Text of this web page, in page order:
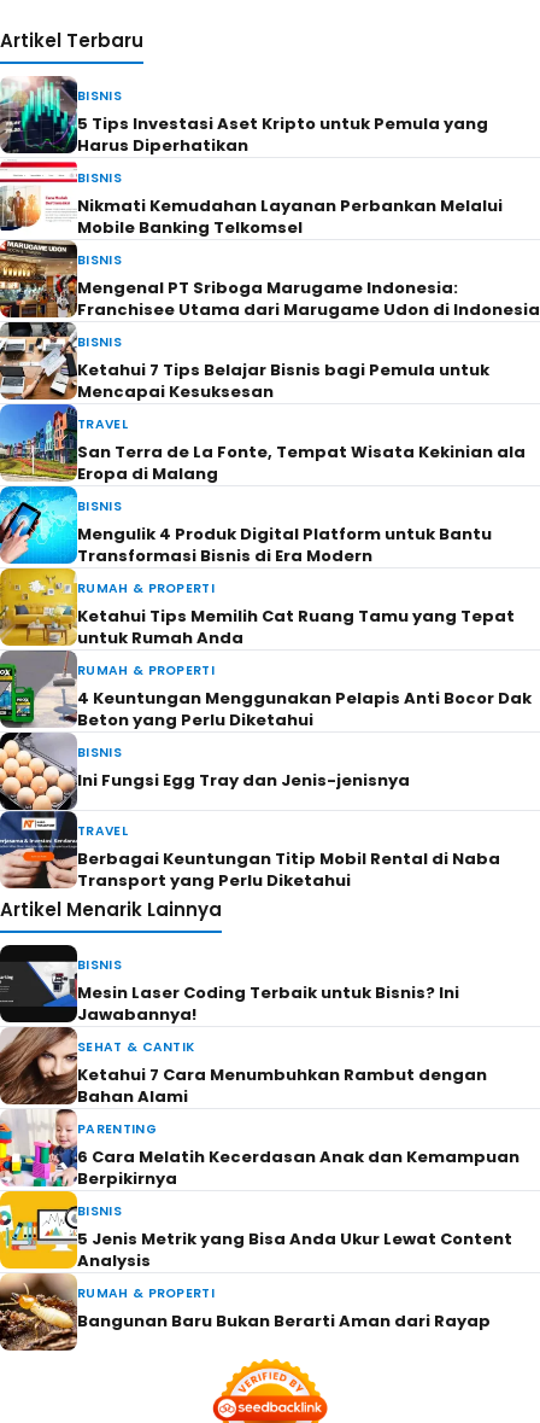
Artikel Terbaru
BISNIS
5 Tips Investasi Aset Kripto untuk Pemula yang
Harus Diperhatikan
BISNIS
Nikmati Kemudahan Layanan Perbankan Melalui
Mobile Banking Telkomsel
BISNIS
Mengenal PT Sriboga Marugame Indonesia:
Franchisee Utama dari Marugame Udon di Indonesia
BISNIS
Ketahui 7 Tips Belajar Bisnis bagi Pemula untuk
Mencapai Kesuksesan
TRAVEL
San Terra de La Fonte, Tempat Wisata Kekinian ala
Eropa di Malang
BISNIS
Mengulik 4 Produk Digital Platform untuk Bantu
Transformasi Bisnis di Era Modern
RUMAH & PROPERTI
Ketahui Tips Memilih Cat Ruang Tamu yang Tepat
untuk Rumah Anda
RUMAH & PROPERTI
4 Keuntungan Menggunakan Pelapis Anti Bocor Dak
Beton yang Perlu Diketahui
BISNIS
Ini Fungsi Egg Tray dan Jenis-jenisnya
TRAVEL
Berbagai Keuntungan Titip Mobil Rental di Naba
Transport yang Perlu Diketahui
Artikel Menarik Lainnya
BISNIS
Mesin Laser Coding Terbaik untuk Bisnis? Ini
Jawabannya!
SEHAT & CANTIK
Ketahui 7 Cara Menumbuhkan Rambut dengan
Bahan Alami
PARENTING
6 Cara Melatih Kecerdasan Anak dan Kemampuan
Berpikirnya
BISNIS
5 Jenis Metrik yang Bisa Anda Ukur Lewat Content
Analysis
RUMAH & PROPERTI
Bangunan Baru Bukan Berarti Aman dari Rayap